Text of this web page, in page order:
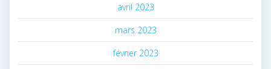
avril 2023
mars 2023
février 2023